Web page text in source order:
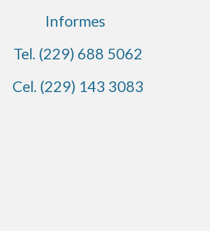
Informes
Tel. (229) 688 5062
Cel. (229) 143 3083